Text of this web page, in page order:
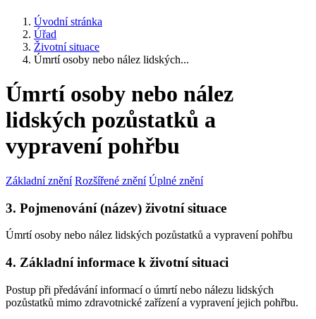
Úvodní stránka
Úřad
Životní situace
Úmrtí osoby nebo nález lidských...
Úmrtí osoby nebo nález
lidských pozůstatků a
vypravení pohřbu
Základní znění Rozšířené znění Úplné znění
3. Pojmenování (název) životní situace
Úmrtí osoby nebo nález lidských pozůstatků a vypravení pohřbu
4. Základní informace k životní situaci
Postup při předávání informací o úmrtí nebo nálezu lidských
pozůstatků mimo zdravotnické zařízení a vypravení jejich pohřbu.